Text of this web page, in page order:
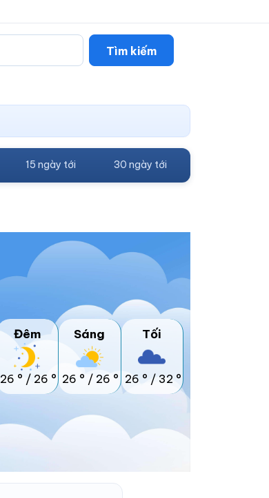
Tìm kiếm
15 ngày tới 30 ngày tới
Đêm
26 ° / 26 °
Sáng
26 ° / 26 °
Tối
26 ° / 32 °